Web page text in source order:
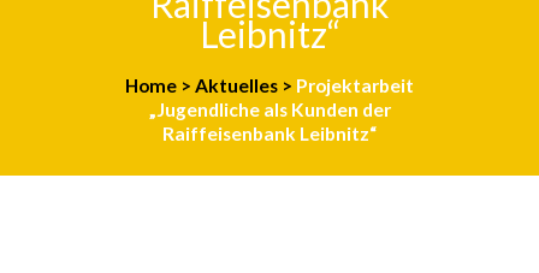
Leibnitz“
Home > Aktuelles > Projektarbeit
„Jugendliche als Kunden der
Raiffeisenbank Leibnitz“